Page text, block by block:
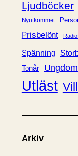
Ljudböcker
Nyutkommet
Prisbelönt
Spänning
Tonår
Utläst
Arkiv